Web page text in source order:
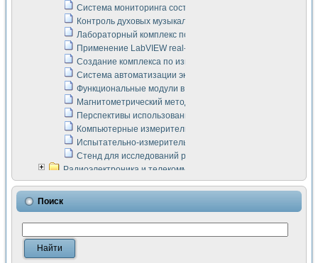
Система мониторинга состояния тяговых
Контроль духовых музыкальных инструментов
Лабораторный комплекс по исследованию элементной
Применение LabVIEW real-time module для
Создание комплекса по измерению скорости подвижного
Система автоматизации экспериментальных
Функциональные модули в стандарте Nl SCXI для
Магнитометрический метод в дефектоскопии сварных
Перспективы использования машинного зрения в
Компьютерные измерительные системы для
Испытательно-измерительный комплекс аппаратуры для
Стенд для исследований рабочих процессов ДВС в
Радиоэлектроника и телекоммуникации
LabVIEW в расчетах радиолиний систем передачи данных
Аппаратно-программный комплекс для исследования
Виртуальный лабораторный стенд для исследования
Измерение шумовых параметров операционных
Измерительный преобразователь на основе цифровой
Поиск